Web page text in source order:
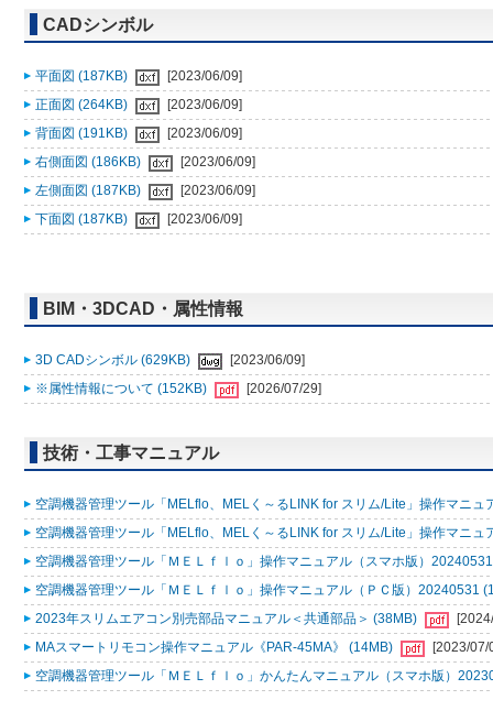
CADシンボル
平面図 (187KB)
[2023/06/09]
正面図 (264KB)
[2023/06/09]
背面図 (191KB)
[2023/06/09]
右側面図 (186KB)
[2023/06/09]
左側面図 (187KB)
[2023/06/09]
下面図 (187KB)
[2023/06/09]
BIM・3DCAD・属性情報
3D CADシンボル (629KB)
[2023/06/09]
※属性情報について (152KB)
[2026/07/29]
技術・工事マニュアル
空調機器管理ツール「MELflo、MELく～るLINK for スリム/Lite」操作マニュ
空調機器管理ツール「MELflo、MELく～るLINK for スリム/Lite」操作マニュ
空調機器管理ツール「ＭＥＬｆｌｏ」操作マニュアル（スマホ版）
空調機器管理ツール「ＭＥＬｆｌｏ」操作マニュアル（ＰＣ版）20240531
2023年スリムエアコン別売部品マニュアル＜共通部品＞ (38MB)
MAスマートリモコン操作マニュアル《PAR-45MA》 (14MB)
[2023/07/
空調機器管理ツール「ＭＥＬｆｌｏ」かんたんマニュアル（スマホ版）